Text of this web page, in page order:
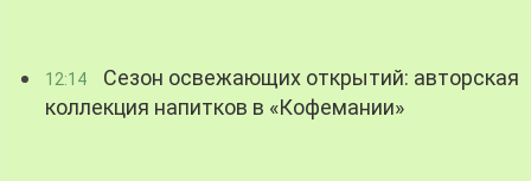
12:14
Сезон освежающих открытий: авторская
коллекция напитков в «Кофемании»